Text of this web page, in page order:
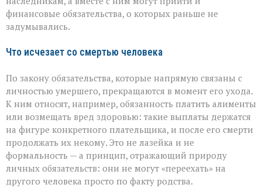
финансовые обязательства, о которых раньше не
задумывались.
Что исчезает со смертью человека
По закону обязательства, которые напрямую связаны с
личностью умершего, прекращаются в момент его ухода.
К ним относят, например, обязанность платить алименты
или возмещать вред здоровью: такие выплаты держатся
на фигуре конкретного плательщика, и после его смерти
продолжать их некому. Это не лазейка и не
формальность — а принцип, отражающий природу
личных обязательств: они не могут «переехать» на
другого человека просто по факту родства.